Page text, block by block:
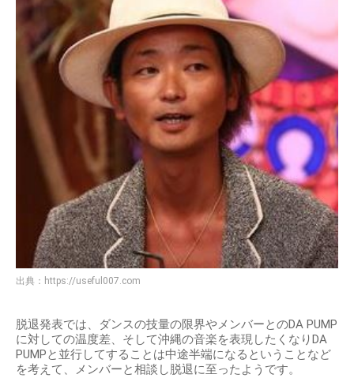
出典： https://useful007.com
脱退発表では、ダンスの技量の限界やメンバーとのDA PUMP
に対しての温度差、そして沖縄の音楽を表現したくなりDA
PUMPと並行してすることは中途半端になるということなど
を考えて、メンバーと相談し脱退に至ったようです。